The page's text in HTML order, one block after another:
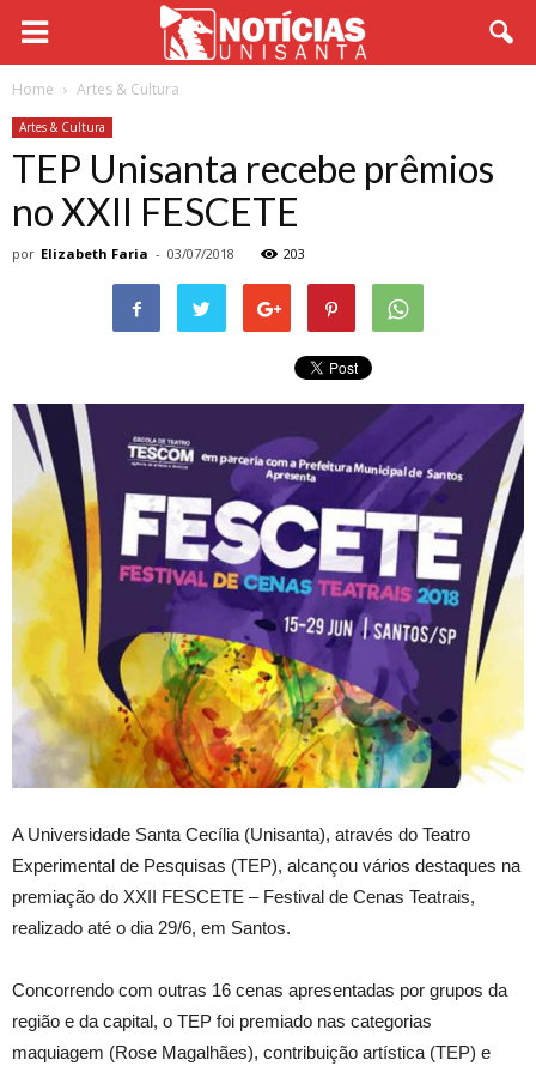
Home Artes & Cultura
Artes & Cultura
TEP Unisanta recebe prêmios
no XXII FESCETE
por Elizabeth Faria - 03/07/2018 203
A Universidade Santa Cecília (Unisanta), através do Teatro
Experimental de Pesquisas (TEP), alcançou vários destaques na
premiação do XXII FESCETE – Festival de Cenas Teatrais,
realizado até o dia 29/6, em Santos.
Concorrendo com outras 16 cenas apresentadas por grupos da
região e da capital, o TEP foi premiado nas categorias
maquiagem (Rose Magalhães), contribuição artística (TEP) e